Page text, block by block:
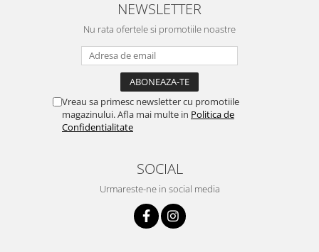
NEWSLETTER
Nu rata ofertele si promotiile noastre
Vreau sa primesc newsletter cu promotiile
magazinului. Afla mai multe in Politica de
Confidentialitate
SOCIAL
Urmareste-ne in social media